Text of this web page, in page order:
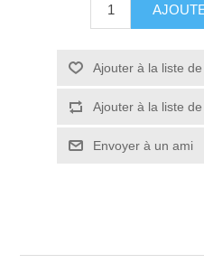
Ajouter à la liste
Ajouter à la liste
Envoyer à un ami